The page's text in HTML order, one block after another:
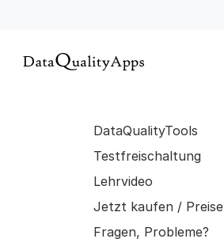
DataQualityTools
Testfreischaltung
Lehrvideo
Jetzt kaufen / Preise
Fragen, Probleme?